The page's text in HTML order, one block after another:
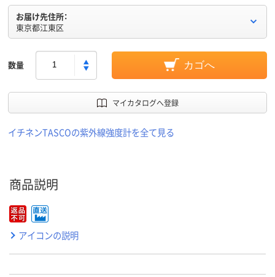
お届け先住所：
東京都江東区
数量 カゴへ
マイカタログへ登録
イチネンTASCOの紫外線強度計を全て見る
商品説明
アイコンの説明